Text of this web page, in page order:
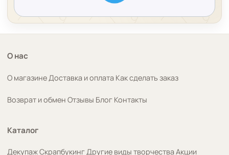
О нас
О магазине Доставка и оплата Как сделать заказ
Возврат и обмен Отзывы Блог Контакты
Каталог
ДекупажСкрапбукингДругие виды творчества Акции